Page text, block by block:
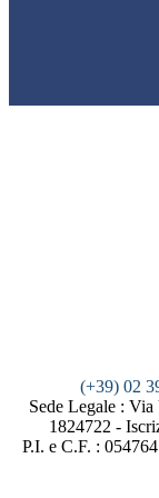
(+39) 02
Sede Legale :
1824722 -
P.I. e C.F. :